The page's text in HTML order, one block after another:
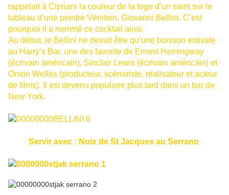
rappelait à Cipriani la couleur de la toge d’un saint sur le
tableau d’une peintre Vénitien, Giovanni Bellini. C’est
pourquoi il a nommé ce cocktail ainsi.
Au début, le Bellini ne devait être qu’une boisson estivale
au Harry’s Bar, une des favorite de Ernest Hemingway
(écrivain américain), Sinclair Lewis (écrivain américain) et
Orson Welles (producteur, scénariste, réalisateur et acteur
de films). Il est devenu populaire plus tard dans un bar de
New York.
Servir avec : Noix de St Jacques au Serrano